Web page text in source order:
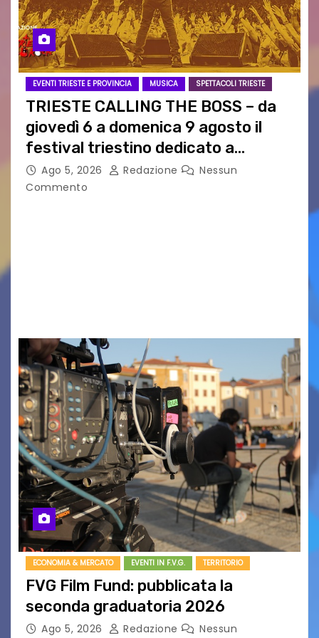
EVENTI TRIESTE E PROVINCIA MUSICA SPETTACOLI TRIESTE
TRIESTE CALLING THE BOSS – da
giovedì 6 a domenica 9 agosto il
festival triestino dedicato a
Springsteen
Ago 5, 2026 Redazione
Nessun
Commento
ECONOMIA & MERCATO EVENTI IN F.V.G. TERRITORIO
FVG Film Fund: pubblicata la
seconda graduatoria 2026
Ago 5, 2026 Redazione Nessun